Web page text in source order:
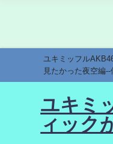
ユキミッフル
見たかった夜空編
ユキミ
ィック